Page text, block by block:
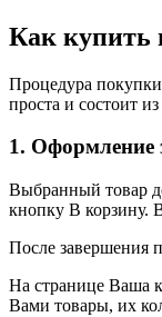
Как купить
Процедура
проста и состоит
1. Оформление
Выбранный товар
кнопку В корзину.
После завершения
На странице Ваша
Вами товары, их